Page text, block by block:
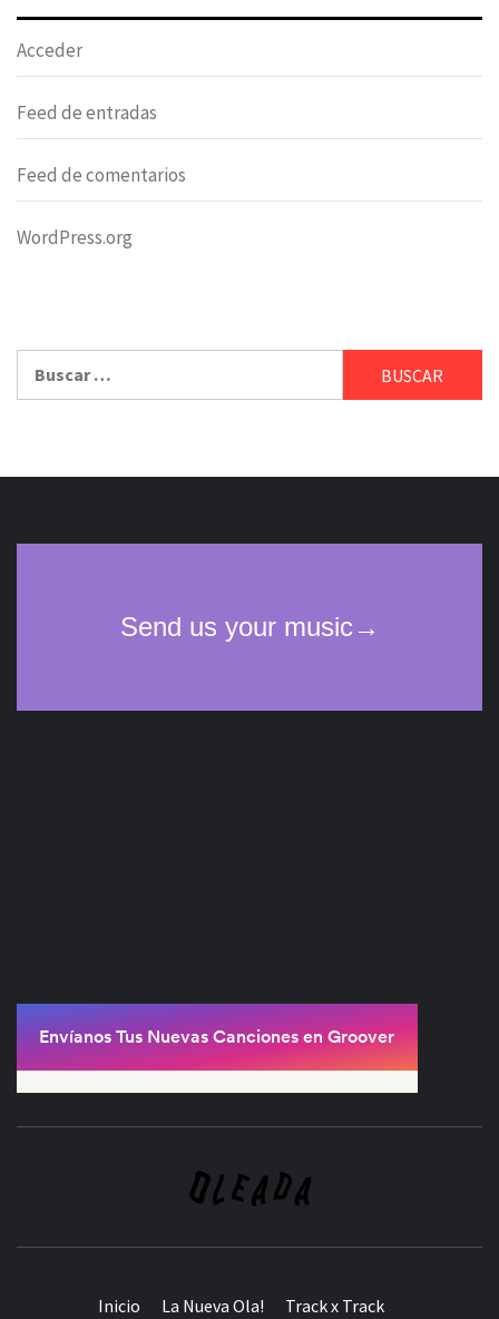
Acceder
Feed de entradas
Feed de comentarios
WordPress.org
Inicio La Nueva Ola! Track x Track